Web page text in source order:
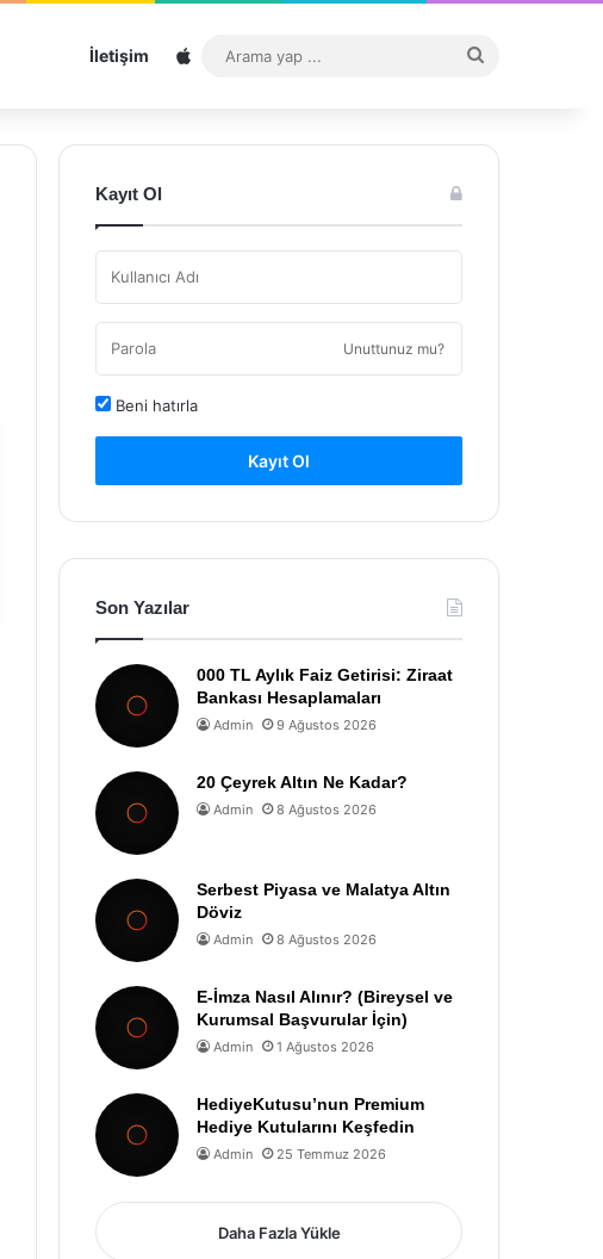
İletişim Sitemap
...
Kayıt Ol
Unuttunuz mu?
Beni hatırla
Kayıt Ol
Son Yazılar
000 TL Aylık Faiz Getirisi: Ziraat
Bankası Hesaplamaları
Admin 9 Ağustos 2026
20 Çeyrek Altın Ne Kadar?
Admin 8 Ağustos 2026
Serbest Piyasa ve Malatya Altın
Döviz
Admin 8 Ağustos 2026
E-İmza Nasıl Alınır? (Bireysel ve
Kurumsal Başvurular İçin)
Admin 1 Ağustos 2026
HediyeKutusu’nun Premium
Hediye Kutularını Keşfedin
Admin 25 Temmuz 2026
Daha Fazla Yükle